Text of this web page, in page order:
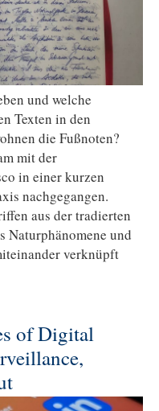
und welche
Texten in den
die Fußnoten?
mit der
in einer kurzen
nachgegangen.
aus der tradierten
Naturphänomene und
verknüpft
of Digital